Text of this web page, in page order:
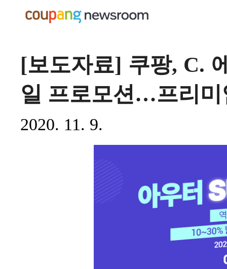
[보도자료] 쿠팡, C.
일 프로모션…프리미
2020. 11. 9.